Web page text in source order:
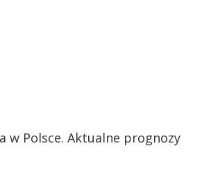
Polsce. Aktualne prognozy